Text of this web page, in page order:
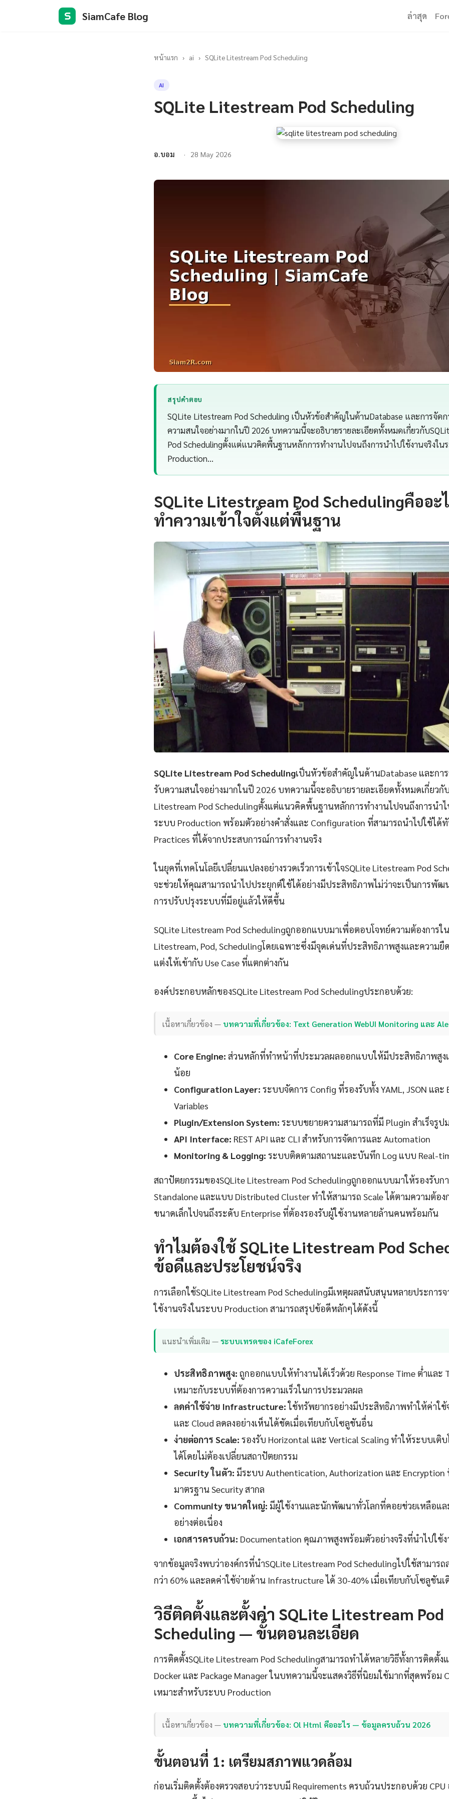
S SiamCafe Blog ล่าสุด
หน้าแรก › ai › SQLite Litestream Pod Scheduling
AI
SQLite Litestream Pod Scheduling
อ.บอม 28 May 2026
สรุปคำตอบ
SQLite Litestream Pod Scheduling เป็นหัวข้อสำคัญในด้านDatabase และการจัด
ความสนใจอย่างมากในปี 2026 บทความนี้จะอธิบายรายละเอียดทั้งหมดเกี่ยวกับ
Pod Schedulingตั้งแต่แนวคิดพื้นฐานหลักการทำงานไปจนถึงการนำไปใช้งานจริงใน
Production…
SQLite Litestream Pod Schedulingคืออะ
ทำความเข้าใจตั้งแต่พื้นฐาน
SQLite Litestream Pod Schedulingเป็นหัวข้อสำคัญในด้านDatabase และกา
รับความสนใจอย่างมากในปี 2026 บทความนี้จะอธิบายรายละเอียดทั้งหมดเกี่ยวกั
Litestream Pod Schedulingตั้งแต่แนวคิดพื้นฐานหลักการทำงานไปจนถึงการนำไ
ระบบ Production พร้อมตัวอย่างคำสั่งและ Configuration ที่สามารถนำไปใช้ได้
Practices ที่ได้จากประสบการณ์การทำงานจริง
ในยุคที่เทคโนโลยีเปลี่ยนแปลงอย่างรวดเร็วการเข้าใจSQLite Litestream Pod
จะช่วยให้คุณสามารถนำไปประยุกต์ใช้ได้อย่างมีประสิทธิภาพไม่ว่าจะเป็นการพั
การปรับปรุงระบบที่มีอยู่แล้วให้ดีขึ้น
SQLite Litestream Pod Schedulingถูกออกแบบมาเพื่อตอบโจทย์ความต้องการใ
Litestream, Pod, Schedulingโดยเฉพาะซึ่งมีจุดเด่นที่ประสิทธิภาพสูงและความ
แต่งให้เข้ากับ Use Case ที่แตกต่างกัน
องค์ประกอบหลักของSQLite Litestream Pod Schedulingประกอบด้วย:
เนื้อหาเกี่ยวข้อง — บทความที่เกี่ยวข้อง: Text Generation WebUI Monitoring และ
Core Engine: ส่วนหลักที่ทำหน้าที่ประมวลผลออกแบบให้มีประสิทธิภาพสูง
น้อย
Configuration Layer: ระบบจัดการ Config ที่รองรับทั้ง YAML, JSON และ
Variables
Plugin/Extension System: ระบบขยายความสามารถที่มี Plugin สำเร็จรูป
API Interface: REST API และ CLI สำหรับการจัดการและ Automation
Monitoring & Logging: ระบบติดตามสถานะและบันทึก Log แบบ Real-
สถาปัตยกรรมของSQLite Litestream Pod Schedulingถูกออกแบบมาให้รองรับ
Standalone และแบบ Distributed Cluster ทำให้สามารถ Scale ได้ตามความต้อ
ขนาดเล็กไปจนถึงระดับ Enterprise ที่ต้องรองรับผู้ใช้งานหลายล้านคนพร้อมกัน
ทำไมต้องใช้ SQLite Litestream Pod
ข้อดีและประโยชน์จริง
การเลือกใช้SQLite Litestream Pod Schedulingมีเหตุผลสนับสนุนหลายประการ
ใช้งานจริงในระบบ Production สามารถสรุปข้อดีหลักๆได้ดังนี้
แนะนำเพิ่มเติม —ระบบเทรดของ iCafeForex
ประสิทธิภาพสูง: ถูกออกแบบให้ทำงานได้เร็วด้วย Response Time ต่ำและ
เหมาะกับระบบที่ต้องการความเร็วในการประมวลผล
ลดค่าใช้จ่าย Infrastructure:ใช้ทรัพยากรอย่างมีประสิทธิภาพทำให้ค่าใช้
และ Cloud ลดลงอย่างเห็นได้ชัดเมื่อเทียบกับโซลูชันอื่น
ง่ายต่อการ Scale: รองรับ Horizontal และ Vertical Scaling ทำให้ระบบเติ
ได้โดยไม่ต้องเปลี่ยนสถาปัตยกรรม
Security ในตัว: มีระบบ Authentication, Authorization และ Encryption
มาตรฐาน Security สากล
Community ขนาดใหญ่: มีผู้ใช้งานและนักพัฒนาทั่วโลกที่คอยช่วยเหลือแ
อย่างต่อเนื่อง
เอกสารครบถ้วน: Documentation คุณภาพสูงพร้อมตัวอย่างจริงที่นำไปใช้
จากข้อมูลจริงพบว่าองค์กรที่นำSQLite Litestream Pod Schedulingไปใช้สามารถ
กว่า 60% และลดค่าใช้จ่ายด้าน Infrastructure ได้ 30-40% เมื่อเทียบกับโซลูชันเ
วิธีติดตั้งและตั้งค่า SQLite Litestream Pod
Scheduling — ขั้นตอนละเอียด
การติดตั้งSQLite Litestream Pod Schedulingสามารถทำได้หลายวิธีทั้งการติดตั้ง
Docker และ Package Manager ในบทความนี้จะแสดงวิธีที่นิยมใช้มากที่สุดพร้อม
เหมาะสำหรับระบบ Production
เนื้อหาเกี่ยวข้อง — บทความที่เกี่ยวข้อง: Ol Html คืออะไร — ข้อมูลครบถ้วน 2026
ขั้นตอนที่ 1: เตรียมสภาพแวดล้อม
ก่อนเริ่มติดตั้งต้องตรวจสอบว่าระบบมี Requirements ครบถ้วนประกอบด้วย CPU